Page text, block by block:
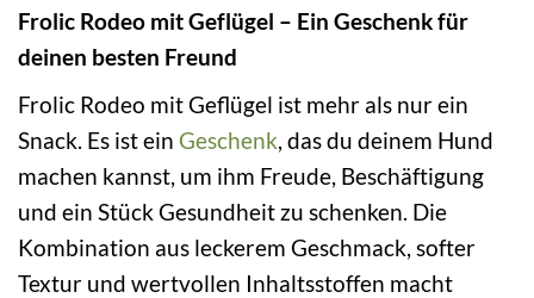
Frolic Rodeo mit Geflügel – Ein Geschenk für
deinen besten Freund
Frolic Rodeo mit Geflügel ist mehr als nur ein
Snack. Es ist ein Geschenk , das du deinem Hund
machen kannst, um ihm Freude, Beschäftigung
und ein Stück Gesundheit zu schenken. Die
Kombination aus leckerem Geschmack, softer
Textur und wertvollen Inhaltsstoffen macht